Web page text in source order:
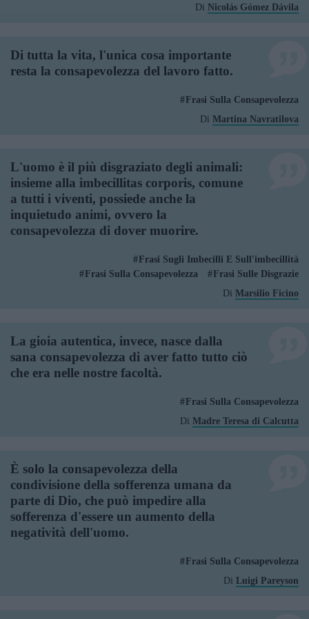
Di Nicolás Gómez Dávila
Di tutta la vita, l'unica cosa importante
resta la consapevolezza del lavoro fatto.
Frasi Sulla Consapevolezza
Di Martina Navratilova
L'uomo è il più disgraziato degli animali:
insieme alla imbecillitas corporis, comune
a tutti i viventi, possiede anche la
inquietudo animi, ovvero la
consapevolezza di dover muorire.
Frasi Sugli Imbecilli E Sull'imbecillità
Frasi Sulla Consapevolezza
Frasi Sulle Disgrazie
Di Marsilio Ficino
La gioia autentica, invece, nasce dalla
sana consapevolezza di aver fatto tutto ciò
che era nelle nostre facoltà.
Frasi Sulla Consapevolezza
Di Madre Teresa di Calcutta
È solo la consapevolezza della
condivisione della sofferenza umana da
parte di Dio, che può impedire alla
sofferenza d'essere un aumento della
negatività dell'uomo.
Frasi Sulla Consapevolezza
Di Luigi Pareyson